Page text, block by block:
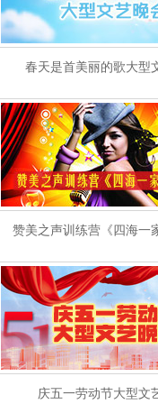
春天是首美丽的歌大型
赞美之声训练营《四海一
庆五一劳动节大型文